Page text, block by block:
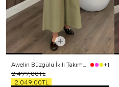
Awelin Büzgülü İkili Takım Yeşil
+1
2.499,00TL
2.049,00TL